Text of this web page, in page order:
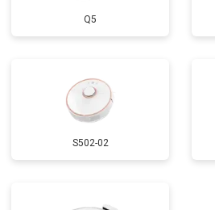
Q5
S502-02